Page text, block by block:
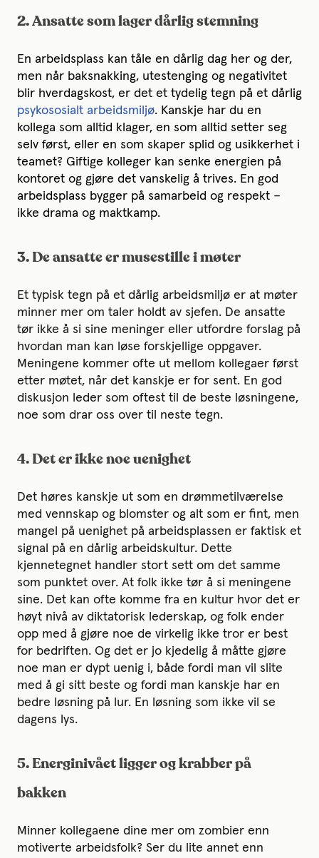
2. Ansatte som lager dårlig stemning
En arbeidsplass kan tåle en dårlig dag her og der,
men når baksnakking, utestenging og negativitet
blir hverdagskost, er det et tydelig tegn på et dårlig
psykososialt arbeidsmiljø. Kanskje har du en
kollega som alltid klager, en som alltid setter seg
selv først, eller en som skaper splid og usikkerhet i
teamet? Giftige kolleger kan senke energien på
kontoret og gjøre det vanskelig å trives. En god
arbeidsplass bygger på samarbeid og respekt –
ikke drama og maktkamp.
3. De ansatte er musestille i møter
Et typisk tegn på et dårlig arbeidsmiljø er at møter
minner mer om taler holdt av sjefen. De ansatte
tør ikke å si sine meninger eller utfordre forslag på
hvordan man kan løse forskjellige oppgaver.
Meningene kommer ofte ut mellom kollegaer først
etter møtet, når det kanskje er for sent. En god
diskusjon leder som oftest til de beste løsningene,
noe som drar oss over til neste tegn.
4. Det er ikke noe uenighet
Det høres kanskje ut som en drømmetilværelse
med vennskap og blomster og alt som er fint, men
mangel på uenighet på arbeidsplassen er faktisk et
signal på en dårlig arbeidskultur. Dette
kjennetegnet handler stort sett om det samme
som punktet over. At folk ikke tør å si meningene
sine. Det kan ofte komme fra en kultur hvor det er
høyt nivå av diktatorisk lederskap, og folk ender
opp med å gjøre noe de virkelig ikke tror er best
for bedriften. Og det er jo kjedelig å måtte gjøre
noe man er dypt uenig i, både fordi man vil slite
med å gi sitt beste og fordi man kanskje har en
bedre løsning på lur. En løsning som ikke vil se
dagens lys.
5. Energinivået ligger og krabber på
bakken
Minner kollegaene dine mer om zombier enn
motiverte arbeidsfolk? Ser du lite annet enn